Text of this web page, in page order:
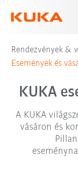
Rendezvények &
Események és
KUKA
A KUKA
vásáron és